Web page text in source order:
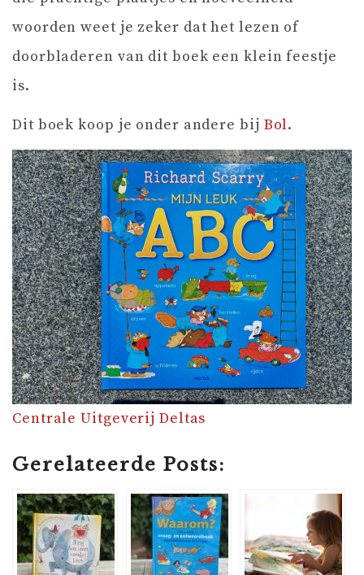
woorden weet je zeker dat het lezen of
doorbladeren van dit boek een klein feestje
is.
Dit boek koop je onder andere bij Bol.
Centrale Uitgeverij Deltas
Gerelateerde Posts: